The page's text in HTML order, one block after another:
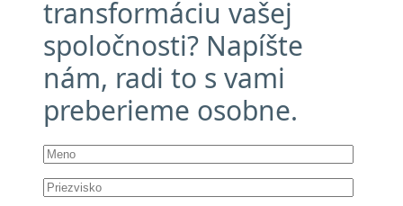
transformáciu vašej
spoločnosti? Napíšte
nám, radi to s vami
preberieme osobne.